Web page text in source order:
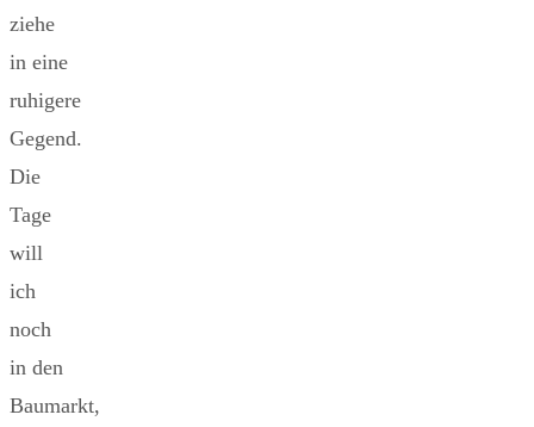
ziehe
in eine
ruhigere
Gegend.
Die
Tage
will
ich
noch
in den
Baumarkt,